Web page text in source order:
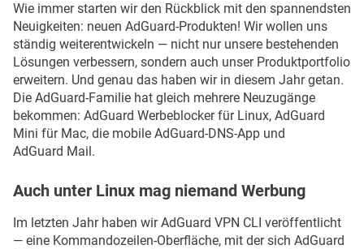
Wie immer starten wir den Rückblick mit den spannendsten
Neuigkeiten: neuen AdGuard-Produkten! Wir wollen uns
ständig weiterentwickeln — nicht nur unsere bestehenden
Lösungen verbessern, sondern auch unser Produktportfolio
erweitern. Und genau das haben wir in diesem Jahr getan.
Die AdGuard-Familie hat gleich mehrere Neuzugänge
bekommen: AdGuard Werbeblocker für Linux, AdGuard
Mini für Mac, die mobile AdGuard-DNS-App und
AdGuard Mail.
Auch unter Linux mag niemand Werbung
Im letzten Jahr haben wir AdGuard VPN CLI veröffentlicht
— eine Kommandozeilen-Oberfläche, mit der sich AdGuard